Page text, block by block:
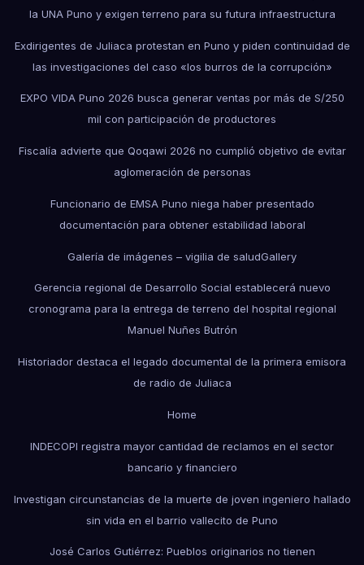
la UNA Puno y exigen terreno para su futura infraestructura
Exdirigentes de Juliaca protestan en Puno y piden continuidad de
las investigaciones del caso «los burros de la corrupción»
EXPO VIDA Puno 2026 busca generar ventas por más de S/250
mil con participación de productores
Fiscalía advierte que Qoqawi 2026 no cumplió objetivo de evitar
aglomeración de personas
Funcionario de EMSA Puno niega haber presentado
documentación para obtener estabilidad laboral
Galería de imágenes – vigilia de saludGallery
Gerencia regional de Desarrollo Social establecerá nuevo
cronograma para la entrega de terreno del hospital regional
Manuel Nuñes Butrón
Historiador destaca el legado documental de la primera emisora
de radio de Juliaca
Home
INDECOPI registra mayor cantidad de reclamos en el sector
bancario y financiero
Investigan circunstancias de la muerte de joven ingeniero hallado
sin vida en el barrio vallecito de Puno
José Carlos Gutiérrez: Pueblos originarios no tienen